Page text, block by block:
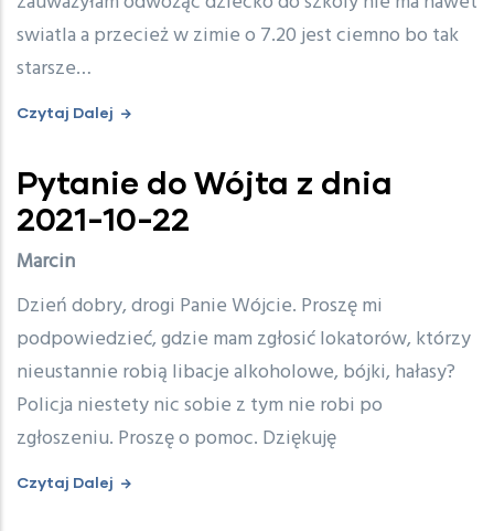
swiatla a przecież w zimie o 7.20 jest ciemno bo tak
starsze…
Czytaj Dalej
Pytanie do Wójta z dnia
2021-10-22
Marcin
Dzień dobry, drogi Panie Wójcie. Proszę mi
podpowiedzieć, gdzie mam zgłosić lokatorów, którzy
nieustannie robią libacje alkoholowe, bójki, hałasy?
Policja niestety nic sobie z tym nie robi po
zgłoszeniu. Proszę o pomoc. Dziękuję
Czytaj Dalej